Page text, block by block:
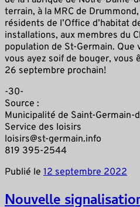
terrain, à la MRC de
résidents de l’Office d’habitat
installations, aux membres du
population de St-Germain. Que
vous ayez soif de bouger, vous
26 septembre prochain!
-30-
Source :
Municipalité de Saint-Germain-
Service des loisirs
loisirs@st-germain.info
819 395-2544
Publié le 12 septembre 2022
Nouvelle